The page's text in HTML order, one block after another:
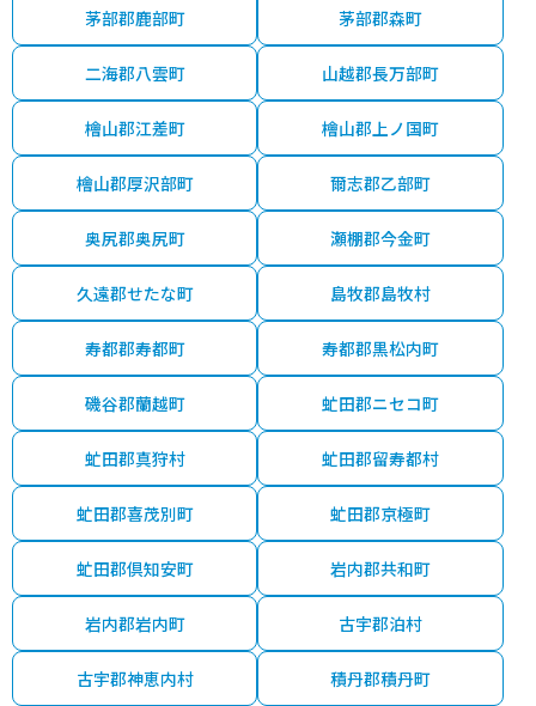
茅部郡鹿部町 茅部郡森町
二海郡八雲町 山越郡長万部町
檜山郡江差町 檜山郡上ノ国町
檜山郡厚沢部町 爾志郡乙部町
奥尻郡奥尻町 瀬棚郡今金町
久遠郡せたな町 島牧郡島牧村
寿都郡寿都町 寿都郡黒松内町
磯谷郡蘭越町 虻田郡ニセコ町
虻田郡真狩村 虻田郡留寿都村
虻田郡喜茂別町 虻田郡京極町
虻田郡倶知安町 岩内郡共和町
岩内郡岩内町 古宇郡泊村
古宇郡神恵内村 積丹郡積丹町